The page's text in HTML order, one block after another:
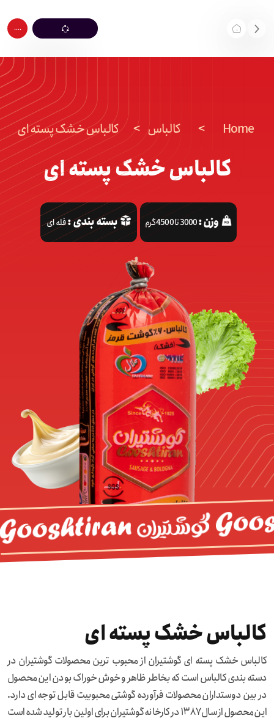
....
Home
> کالباس > کالباس خشک پسته ای
کالباس خشک پسته ای
وزن : بسته بندی :فله ای
کالباس خشک پسته ای
کالباس خشک پسته ای گوشتیران از محبوب ترین محصولات گوشتیران در
دسته بندی کالباس است که بخاطر ظاهر و خوش خوراک بودن این محصول
در بین دوستداران محصولات فرآورده گوشتی محبوبیت قابل توجه ای دارد.
این محصول از سال ۱۳۸۷ در کارخانه گوشتیران برای اولین بار تولید شده است